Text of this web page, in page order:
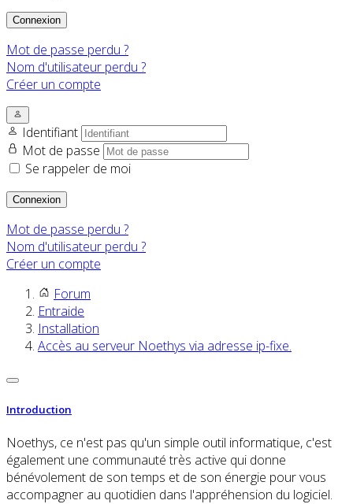
Connexion
Mot de passe perdu ?
Nom d'utilisateur perdu ?
Créer un compte
Identifiant
Mot de passe
Se rappeler de moi
Connexion
Mot de passe perdu ?
Nom d'utilisateur perdu ?
Créer un compte
Forum
Entraide
Installation
Accès au serveur Noethys via adresse ip-fixe.
Introduction
Noethys, ce n'est pas qu'un simple outil informatique, c'est
également une communauté très active qui donne
bénévolement de son temps et de son énergie pour vous
accompagner au quotidien dans l'appréhension du logiciel.